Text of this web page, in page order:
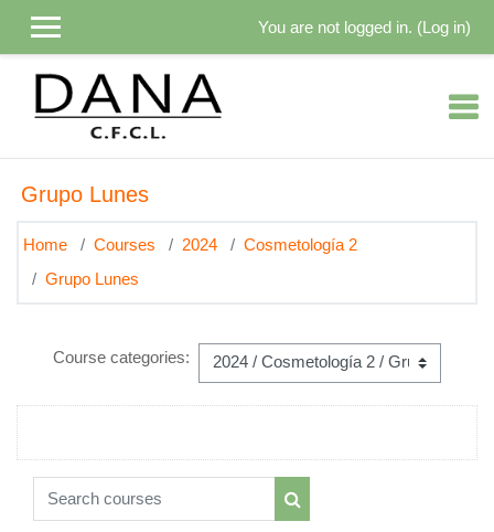
You are not logged in. (Log in)
Grupo Lunes
Home Courses 2024
Cosmetología 2
Grupo Lunes
Course categories:
Search courses
Search courses